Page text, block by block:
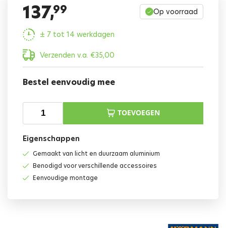
137,99 Op voorraad
± 7 tot 14 werkdagen
Verzenden v.a. €35,00
Bestel eenvoudig mee
TOEVOEGEN
Eigenschappen
Gemaakt van licht en duurzaam aluminium
Benodigd voor verschillende accessoires
Eenvoudige montage